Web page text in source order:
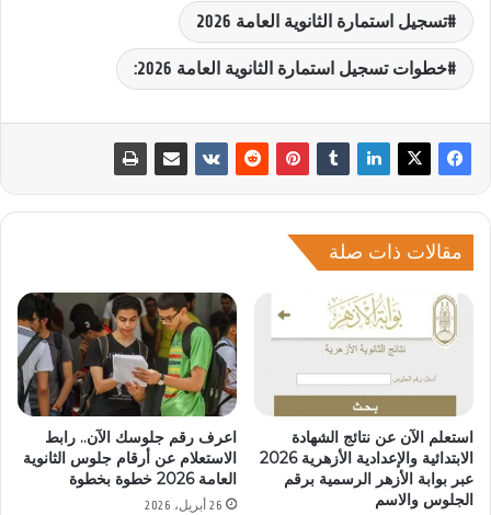
تسجيل استمارة الثانوية العامة 2026
خطوات تسجيل استمارة الثانوية العامة 2026:
مقالات ذات صلة
استعلم الآن عن نتائج الشهادة
الابتدائية والإعدادية الأزهرية 2026
عبر بوابة الأزهر الرسمية برقم
الجلوس والاسم
اعرف رقم جلوسك الآن.. رابط
الاستعلام عن أرقام جلوس الثانوية
العامة 2026 خطوة بخطوة
26 أبريل، 2026